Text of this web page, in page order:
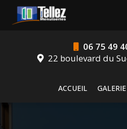
contenu
06 75 49
22 boulevard du
ACCUEIL
GALERIE